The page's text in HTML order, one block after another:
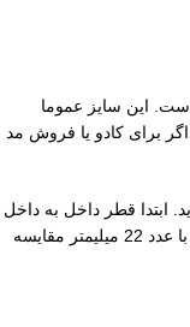
مردانه 62 یا متوسط است. این سایز عموما
برای کادو یا فروش مد
ابتدا قطر داخل به داخل
انگشتر قدیمی خود را با خط کش محاسبه و سپس با عدد 22 میلیمتر مقایسه